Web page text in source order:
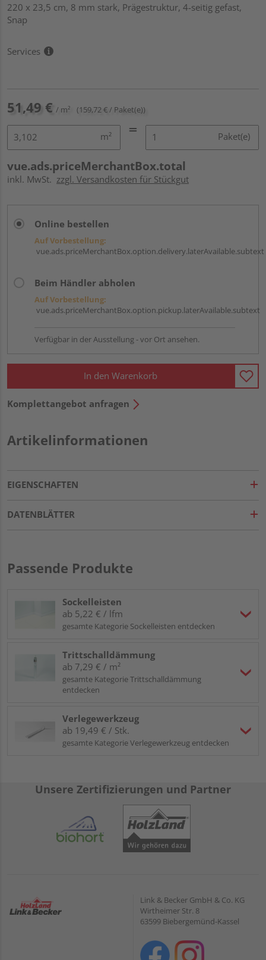
220 x 23,5 cm, 8 mm stark, Prägestruktur, 4-seitig gefast,
Snap
Services
51,49 € / m² (159,72 € / Paket(e))
m² Paket(e)
vue.ads.priceMerchantBox.total
inkl. MwSt. zzgl. Versandkosten für Stückgut
Online bestellen
Auf Vorbestellung:
vue.ads.priceMerchantBox.option.delivery.laterAvailable.subtext
Beim Händler abholen
Auf Vorbestellung:
vue.ads.priceMerchantBox.option.pickup.laterAvailable.subtext
Verfügbar in der Ausstellung - vor Ort ansehen.
In den Warenkorb
Komplettangebot anfragen
Artikelinformationen
EIGENSCHAFTEN
DATENBLÄTTER
Passende Produkte
Sockelleisten
ab 5,22 € / lfm
gesamte Kategorie Sockelleisten entdecken
Trittschalldämmung
ab 7,29 € / m²
gesamte Kategorie Trittschalldämmung
entdecken
Verlegewerkzeug
ab 19,49 € / Stk.
gesamte Kategorie Verlegewerkzeug entdecken
Unsere Zertifizierungen und Partner
Link & Becker GmbH & Co. KG
Wirtheimer Str. 8
63599 Biebergemünd-Kassel